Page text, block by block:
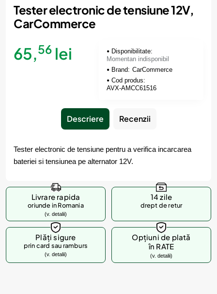
Momentan indisponibil
Tester electronic de tensiune 12V,
CarCommerce
65,56 lei
Disponibilitate:
Momentan indisponibil
Brand: CarCommerce
Cod produs:
AVX-AMCC61516
Descriere Recenzii
Tester electronic de tensiune pentru a verifica incarcarea
bateriei si tensiunea pe alternator 12V.
Livrare rapida
oriunde in Romania
(v. detalii)
14 zile
drept de retur
Plăți sigure
prin card sau ramburs
(v. detalii)
Opțiuni de plată
în RATE
(v. detalii)